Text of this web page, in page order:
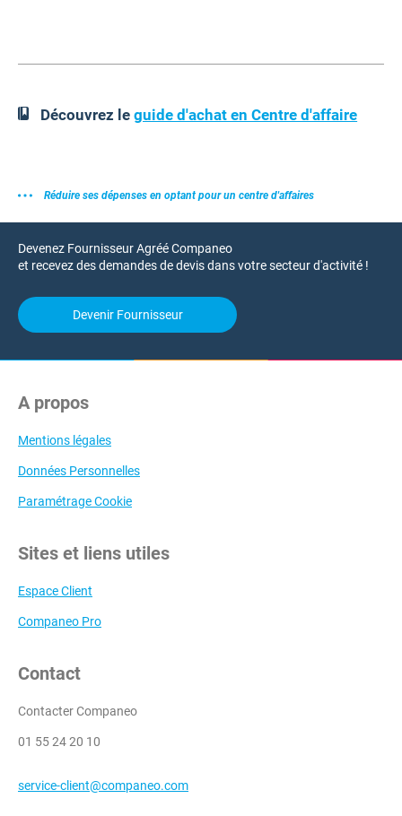
Découvrez leguide d'achat en Centre d'affaire
Réduire ses dépenses en optant pour un centre d'affaires
Devenez Fournisseur Agréé Companeo
et recevez des demandes de devis dans votre secteur d'activité !
Devenir Fournisseur
A propos
Mentions légales
Données Personnelles
Paramétrage Cookie
Sites et liens utiles
Espace Client
Companeo Pro
Contact
Contacter Companeo
01 55 24 20 10
service-client@companeo.com